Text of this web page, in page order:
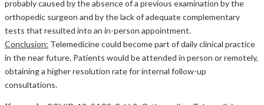
probably caused by the absence of a previous examination by the
orthopedic surgeon and by the lack of adequate complementary
tests that resulted into an in-person appointment.
Conclusion: Telemedicine could become part of daily clinical practice
in the near future. Patients would be attended in person or remotely,
obtaining a higher resolution rate for internal follow-up
consultations.